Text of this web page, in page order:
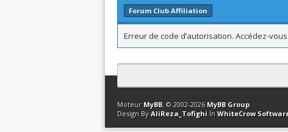
Forum Club Affiliation
Erreur de code d’autorisation. Accédez-
Contact Club Affiliation Retourner en haut
Moteur MyBB, © 2002-2026 MyBB Group.
Design By AliReza_Tofighi In WhiteCrow